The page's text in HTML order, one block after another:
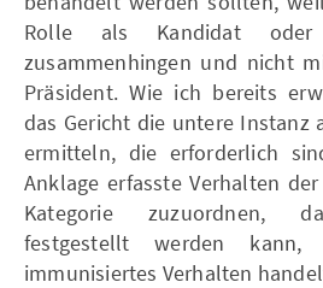
Rolle als Kandidat oder
zusammenhingen und nicht
Präsident. Wie ich bereits
das Gericht die untere Instanz
ermitteln, die erforderlich
Anklage erfasste Verhalten
Kategorie zuzuordnen,
festgestellt werden
immunisiertes Verhalten